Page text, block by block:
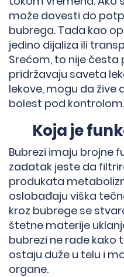
može dovesti do
bubrega. Tada kao
jedino dijaliza ili
Srećom, to nije česta
pridržavaju saveta
lekove, mogu da žive
bolest pod kontrolom.
Koja je
Bubrezi imaju brojne
zadatak jeste da
produkata
oslobađaju viška
kroz bubrege se
štetne materije
bubrezi ne rade
ostaju duže u telu i
organe.